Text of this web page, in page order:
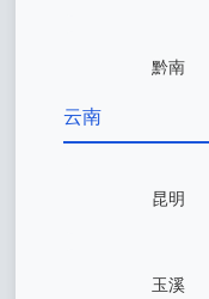
黔南
云南
昆明
玉溪